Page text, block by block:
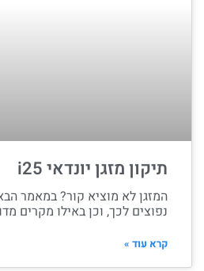
תיקון מזגן יונדאי i25
המזגן לא מוציא קור? במאמר הבא
נפוצים לכך, וכן באילו מקרים
קרא עוד »